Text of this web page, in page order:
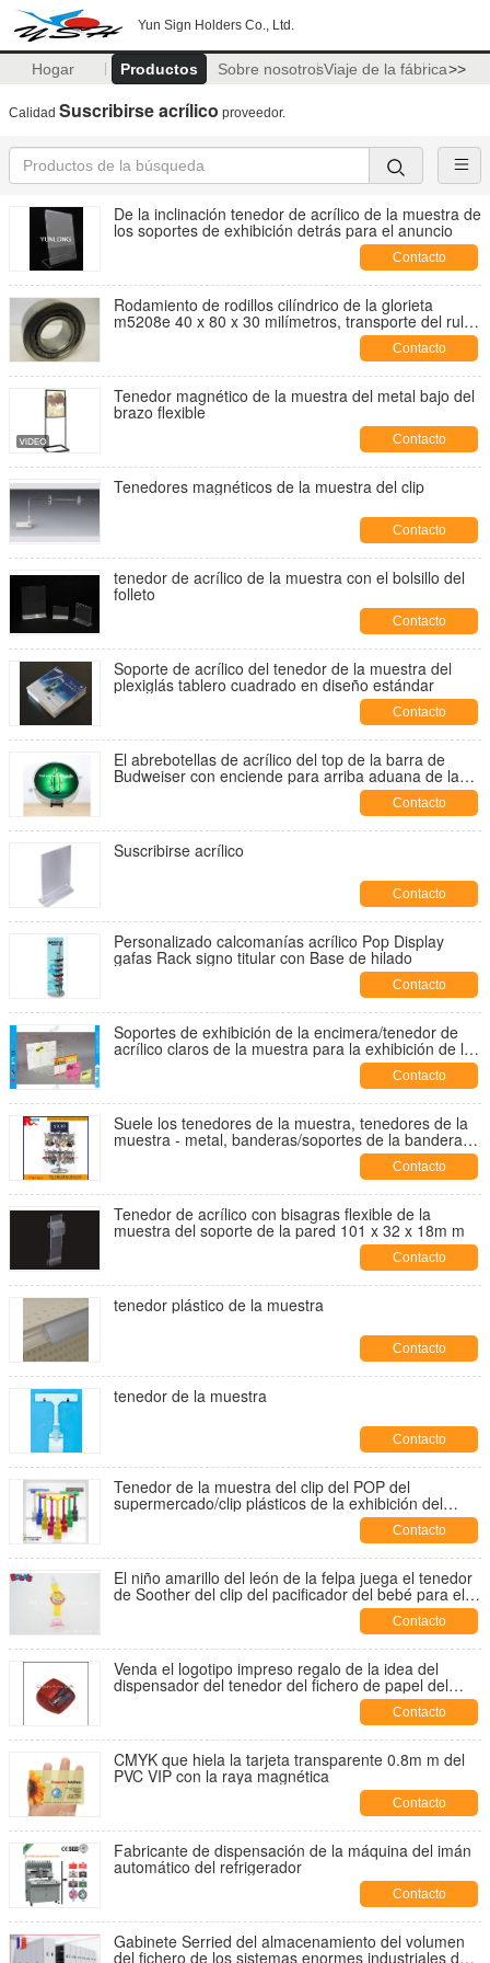
Yun Sign Holders Co., Ltd.
Hogar Productos Sobre nosotrosViaje de la fábrica>>
Calidad Suscribirse acrílico proveedor.
De la inclinación tenedor de acrílico de la muestra de
los soportes de exhibición detrás para el anuncio
Contacto
Rodamiento de rodillos cilíndrico de la glorieta
m5208e 40 x 80 x 30 milímetros, transporte del rulo
Contacto
Tenedor magnético de la muestra del metal bajo del
brazo flexible
Contacto
Tenedores magnéticos de la muestra del clip
Contacto
tenedor de acrílico de la muestra con el bolsillo del
folleto
Contacto
Soporte de acrílico del tenedor de la muestra del
plexiglás tablero cuadrado en diseño estándar
Contacto
El abrebotellas de acrílico del top de la barra de
Budweiser con enciende para arriba aduana de la
Contacto
Suscribirse acrílico
Contacto
Personalizado calcomanías acrílico Pop Display
gafas Rack signo titular con Base de hilado
Contacto
Soportes de exhibición de la encimera/tenedor de
acrílico claros de la muestra para la exhibición de la
Contacto
Suele los tenedores de la muestra, tenedores de la
muestra - metal, banderas/soportes de la bandera,
tenedores de la muestra - metal, RotatabContacto
Tenedor de acrílico con bisagras flexible de la
muestra del soporte de la pared 101 x 32 x 18m m
Contacto
tenedor plástico de la muestra
Contacto
tenedor de la muestra
Contacto
Tenedor de la muestra del clip del POP del
supermercado/clip plásticos de la exhibición del
Contacto
El niño amarillo del león de la felpa juega el tenedor
de Soother del clip del pacificador del bebé para el
Contacto
Venda el logotipo impreso regalo de la idea del
dispensador del tenedor del fichero de papel del
Contacto
CMYK que hiela la tarjeta transparente 0.8m m del
PVC VIP con la raya magnética
Contacto
Fabricante de dispensación de la máquina del imán
automático del refrigerador
Contacto
Gabinete Serried del almacenamiento del volumen
del fichero de los sistemas enormes industriales de